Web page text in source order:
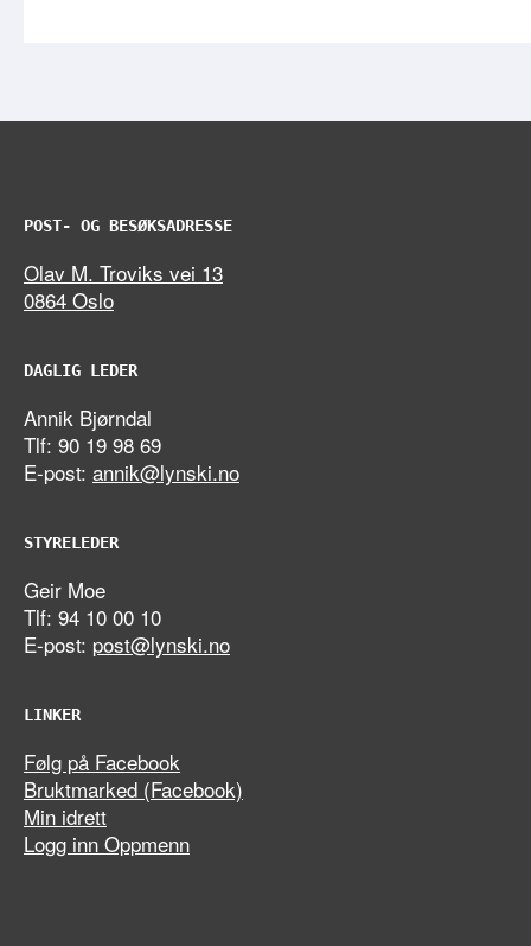
POST- OG BESØKSADRESSE
Olav M. Troviks vei 13
0864 Oslo
DAGLIG LEDER
Annik Bjørndal
Tlf: 90 19 98 69
E-post: annik@lynski.no
STYRELEDER
Geir Moe
Tlf: 94 10 00 10
E-post: post@lynski.no
LINKER
Følg på Facebook
Bruktmarked (Facebook)
Min idrett
Logg inn Oppmenn